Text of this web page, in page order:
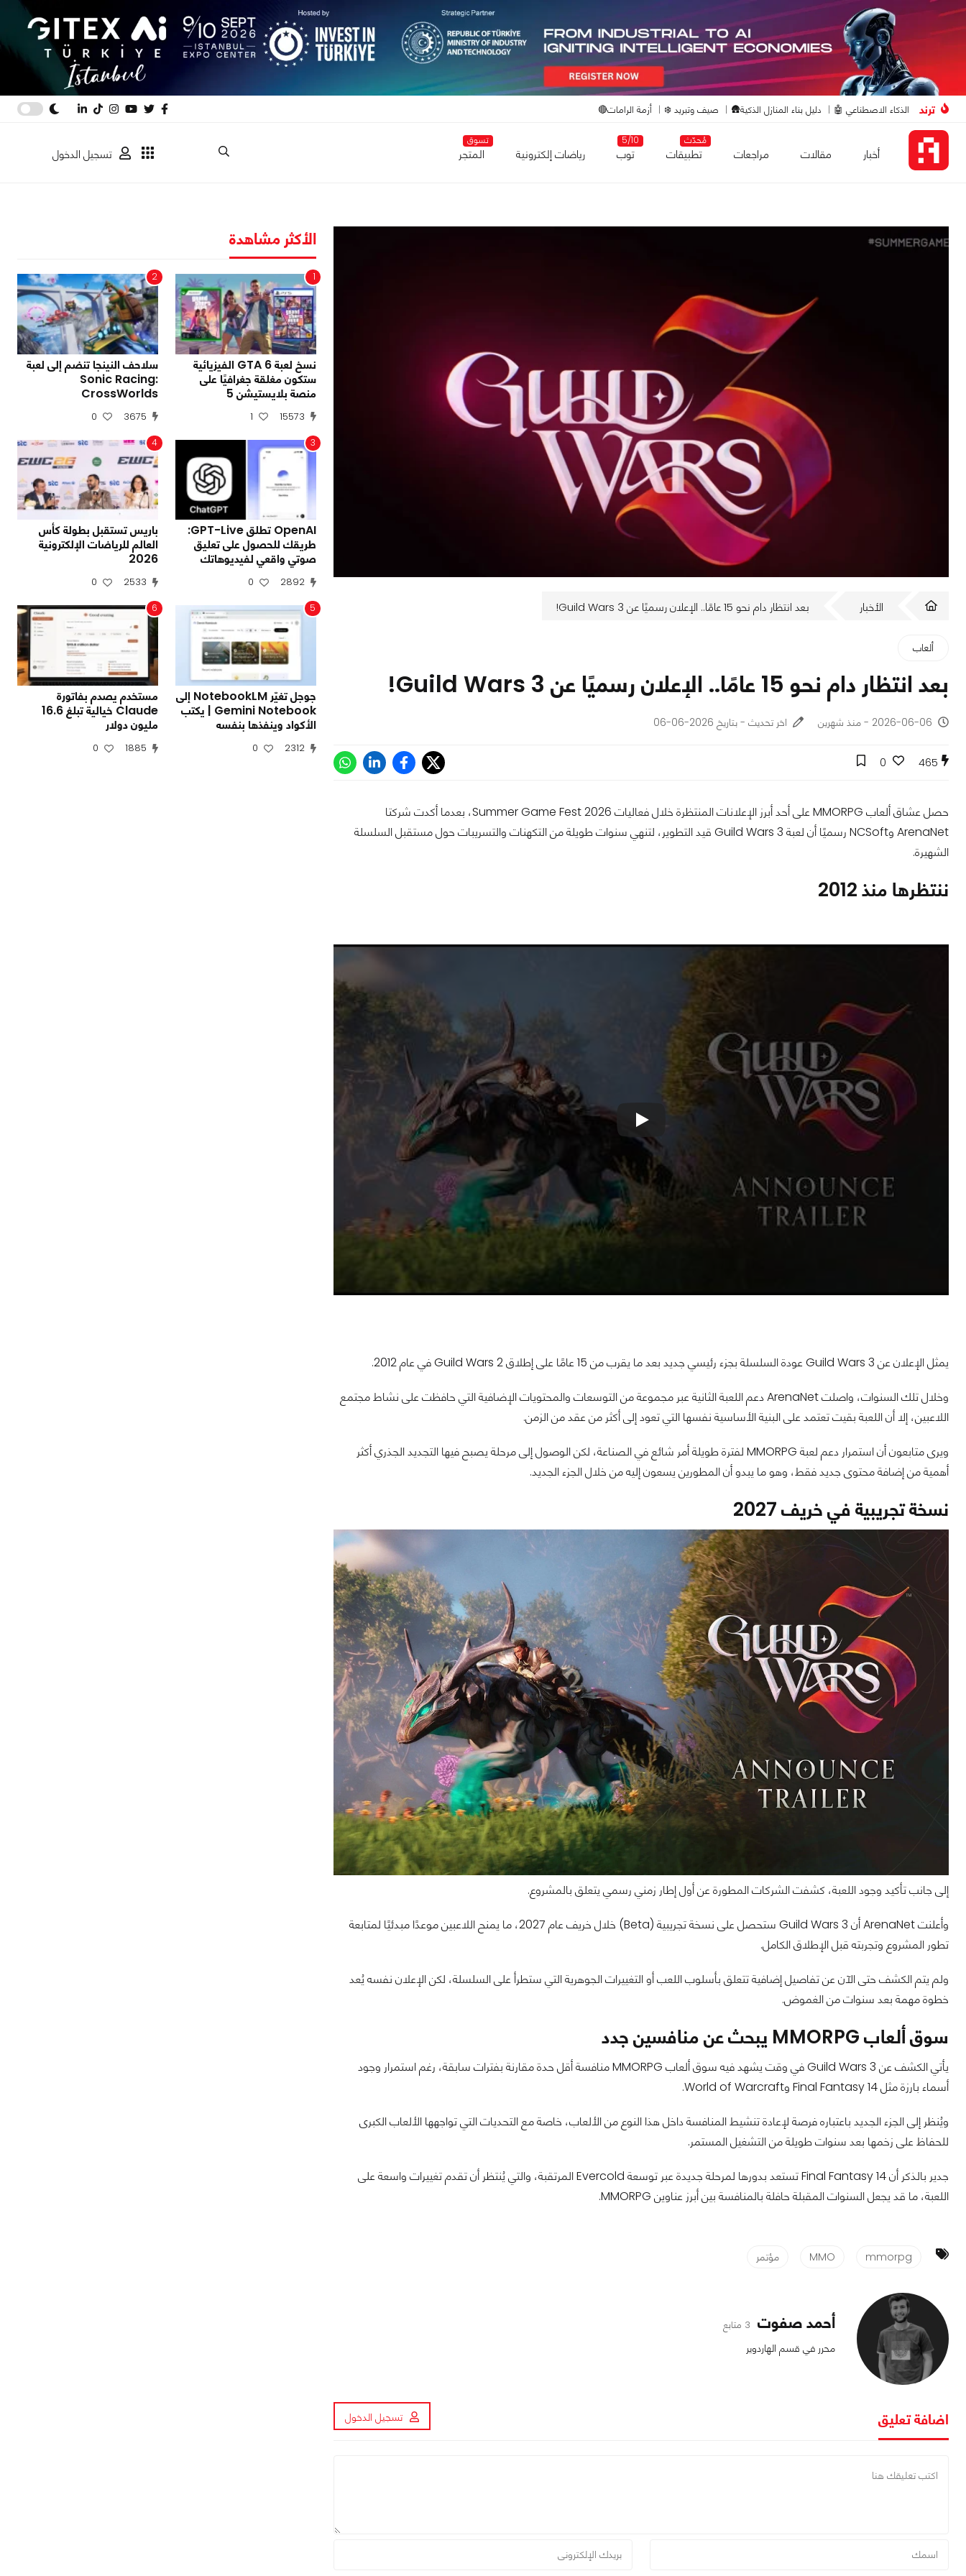
ترند الذكاء الاصطناعي 🤖 دليل بناء المنازل الذكية🛖 صيف وتبريد ❄️ أزمة الرامات🔴
أخبار مقالات مراجعات
مُحدّث
تطبيقات
5/10
توب رياضات إلكترونية
تسوق
المتجر تسجيل الدخول
الأخبار بعد انتظار دام نحو 15 عامًا.. الإعلان رسميًا عن Guild Wars 3!
ألعاب
بعد انتظار دام نحو 15 عامًا.. الإعلان رسميًا عن Guild Wars 3!
2026-06-06 - منذ شهرين اخر تحديث - بتاريخ 2026-06-06
465
0
حصل عشاق ألعاب MMORPG على أحد أبرز الإعلانات المنتظرة خلال فعاليات Summer Game Fest 2026، بعدما أكدت شركتا
ArenaNet وNCSoft رسميًا أن لعبة Guild Wars 3 قيد التطوير، لتنهي سنوات طويلة من التكهنات والتسريبات حول مستقبل السلسلة
الشهيرة.
ننتظرها منذ 2012
يمثل الإعلان عن Guild Wars 3 عودة السلسلة بجزء رئيسي جديد بعد ما يقرب من 15 عامًا على إطلاق Guild Wars 2 في عام 2012.
وخلال تلك السنوات، واصلت ArenaNet دعم اللعبة الثانية عبر مجموعة من التوسعات والمحتويات الإضافية التي حافظت على نشاط مجتمع
اللاعبين، إلا أن اللعبة بقيت تعتمد على البنية الأساسية نفسها التي تعود إلى أكثر من عقد من الزمن.
ويرى متابعون أن استمرار دعم لعبة MMORPG لفترة طويلة أمر شائع في الصناعة، لكن الوصول إلى مرحلة يصبح فيها التجديد الجذري أكثر
أهمية من إضافة محتوى جديد فقط، وهو ما يبدو أن المطورين يسعون إليه من خلال الجزء الجديد.
نسخة تجريبية في خريف 2027
إلى جانب تأكيد وجود اللعبة، كشفت الشركات المطورة عن أول إطار زمني رسمي يتعلق بالمشروع.
وأعلنت ArenaNet أن Guild Wars 3 ستحصل على نسخة تجريبية (Beta) خلال خريف عام 2027، ما يمنح اللاعبين موعدًا مبدئيًا لمتابعة
تطور المشروع وتجربته قبل الإطلاق الكامل.
ولم يتم الكشف حتى الآن عن تفاصيل إضافية تتعلق بأسلوب اللعب أو التغييرات الجوهرية التي ستطرأ على السلسلة، لكن الإعلان نفسه يُعد
خطوة مهمة بعد سنوات من الغموض.
سوق ألعاب MMORPG يبحث عن منافسين جدد
يأتي الكشف عن Guild Wars 3 في وقت يشهد فيه سوق ألعاب MMORPG منافسة أقل حدة مقارنة بفترات سابقة، رغم استمرار وجود
أسماء بارزة مثل Final Fantasy 14 وWorld of Warcraft.
ويُنظر إلى الجزء الجديد باعتباره فرصة لإعادة تنشيط المنافسة داخل هذا النوع من الألعاب، خاصة مع التحديات التي تواجهها الألعاب الكبرى
للحفاظ على زخمها بعد سنوات طويلة من التشغيل المستمر.
جدير بالذكر أن Final Fantasy 14 تستعد بدورها لمرحلة جديدة عبر توسعة Evercold المرتقبة، والتي يُنتظر أن تقدم تغييرات واسعة على
اللعبة، ما قد يجعل السنوات المقبلة حافلة بالمنافسة بين أبرز عناوين MMORPG.
mmorpg
MMO مؤتمر
أحمد صفوت 3 متابع
محرر في قسم الهاردوير
اضافة تعليق تسجيل الدخول
الأكثر مشاهدة
1
نسخ لعبة GTA 6 الفيزيائية
ستكون مغلقة جغرافيًا على
منصة بلايستيشن 5
15573
1
2
سلاحف النينجا تنضم إلى لعبة
Sonic Racing:
CrossWorlds
3675
0
3
OpenAI تطلق GPT-Live:
طريقك للحصول على تعليق
صوتي واقعي لفيديوهاتك
2892
0
4
باريس تستقبل بطولة كأس
العالم للرياضات الإلكترونية
2026
2533
0
5
جوجل تغيّر NotebookLM إلى
Gemini Notebook | يكتب
الأكواد وينفذها بنفسه
2312
0
6
مستخدم يصدم بفاتورة
Claude خيالية تبلغ 16.6
مليون دولار
1885
0